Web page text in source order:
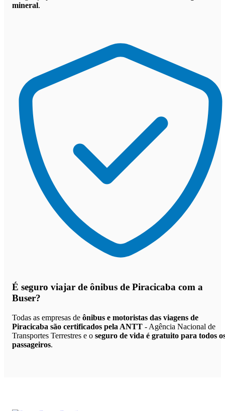
mineral.
É seguro viajar de ônibus de Piracicaba com a
Buser?
Todas as empresas de ônibus e motoristas das viagens de
Piracicaba são certificados pela ANTT - Agência Nacional de
Transportes Terrestres e o seguro de vida é gratuito para todos
passageiros.